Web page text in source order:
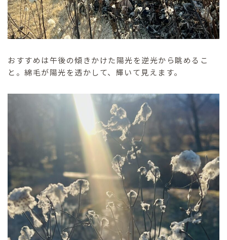
おすすめは午後の傾きかけた陽光を逆光から眺めるこ
と。綿毛が陽光を透かして、輝いて見えます。